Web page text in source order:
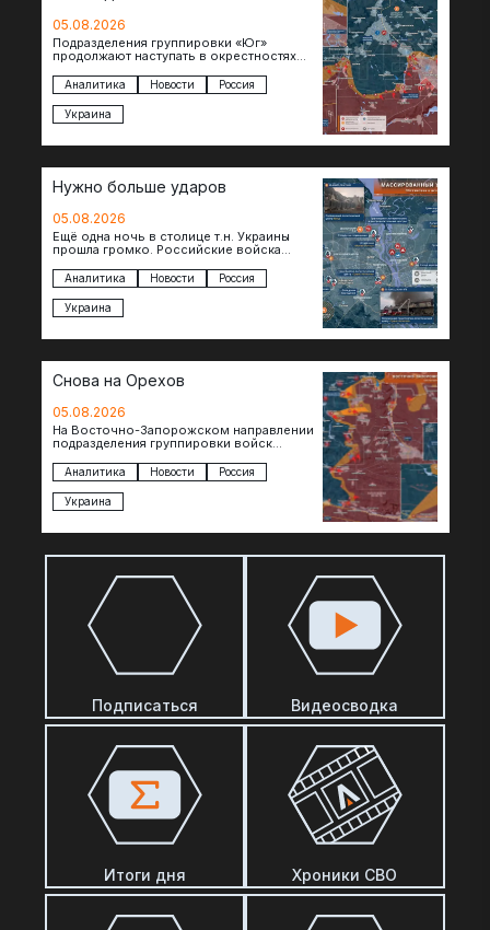
05.08.2026
Подразделения группировки «Юг»
продолжают наступать в окрестностях
города. Пока на восточном фланге идут
ожесточенные бои за окраины…
Аналитика Новости Россия
Украина
Нужно больше ударов
05.08.2026
Ещё одна ночь в столице т.н. Украины
прошла громко. Российские войска
объекты и предприятия в Киеве и
окрестностях….
Аналитика Новости Россия
Украина
Снова на Орехов
05.08.2026
На Восточно-Запорожском направлении
подразделения группировки войск
фронта. Взятая после продолжительного
наступления пауза позволила
восстановить боеспособность…
Аналитика Новости Россия
Украина
Подписаться Видеосводка
Итоги дня Хроники СВО